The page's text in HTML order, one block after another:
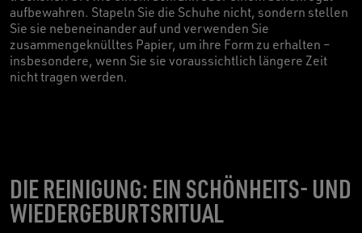
aufbewahren. Stapeln Sie die Schuhe nicht, sondern stellen
Sie sie nebeneinander auf und verwenden Sie
zusammengeknülltes Papier, um ihre Form zu erhalten –
insbesondere, wenn Sie sie voraussichtlich längere Zeit
nicht tragen werden.
DIE REINIGUNG: EIN SCHÖNHEITS- UND
WIEDERGEBURTSRITUAL